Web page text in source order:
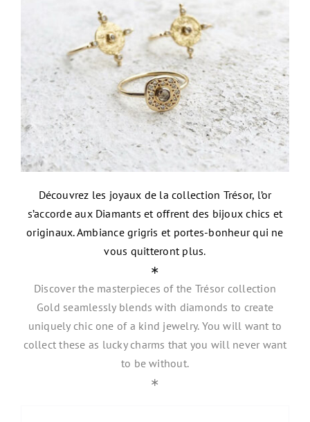
NEW
Découvrez les joyaux de la collection Trésor, l’or
s’accorde aux Diamants et offrent des bijoux chics et
originaux. Ambiance grigris et portes-bonheur qui ne
vous quitteront plus.
∗
Discover the masterpieces of the Trésor collection
Gold seamlessly blends with diamonds to create
uniquely chic one of a kind jewelry. You will want to
collect these as lucky charms that you will never want
to be without.
∗